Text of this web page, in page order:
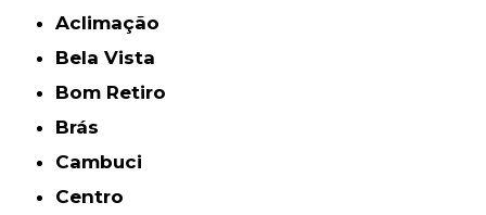
Aclimação
Bela Vista
Bom Retiro
Brás
Cambuci
Centro